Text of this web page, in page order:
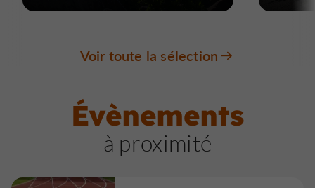
Voir toute la sélection
Évènements
à proximité